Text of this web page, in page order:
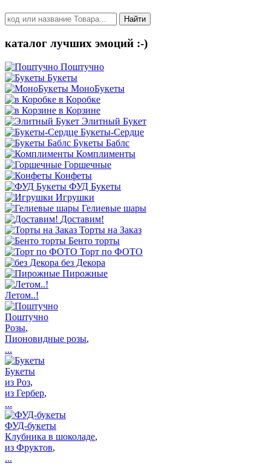
Найти
каталог лучших эмоций :-)
Поштучно
Букеты
МоноБукеты
в Коробке
в Корзине
Элитный Букет
Букеты-Сердце
Букеты Баблс
Комплименты
Горшечные
Конфеты
ФУД Букеты
Игрушки
Гелиевые шары
Доставим!
Торты на Заказ
Бенто торты
Торт по ФОТО
без Декора
Пирожные
Летом..!
Поштучно
Розы,
Пионовидные розы,
...
Букеты
из Роз,
из Гербер,
...
ФУД-букеты
Клубника в шоколаде,
из Фруктов,
...